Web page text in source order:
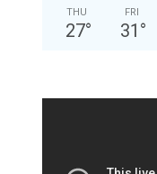
THU
27°
FRI
31 °